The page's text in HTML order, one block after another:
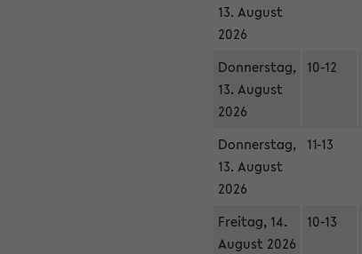
13. August
2026
Donnerstag,
13. August
2026
10-12
Donnerstag,
13. August
2026
11-13
Freitag, 14.
August 2026
10-13